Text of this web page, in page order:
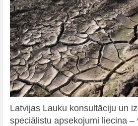
Latvijas Lauku konsultāciju un
speciālistu apsekojumi liecina